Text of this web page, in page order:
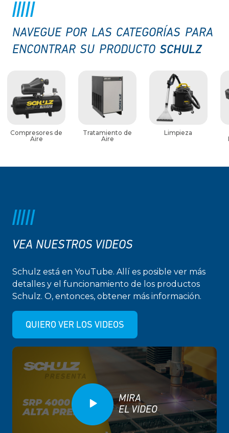
NAVEGUE POR LAS CATEGORÍAS PARA
ENCONTRAR SU PRODUCTOSCHULZ
Compresores de
Aire
Tratamiento de
Aire
Limpieza
VEA NUESTROS VIDEOS
Schulz está en YouTube. Allí es posible ver más
detalles y el funcionamiento de los productos
Schulz. O, entonces, obtener más información.
QUIERO VER LOS VIDEOS
MIRA
EL VIDEO